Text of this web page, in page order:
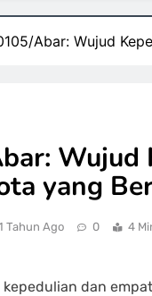
Abar: Wujud
Wujud
yang
Tahun Ago 0 4
dan